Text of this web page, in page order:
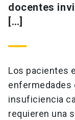
docentes
[…]
Los pacientes
enfermedades
insuficiencia
requieren una